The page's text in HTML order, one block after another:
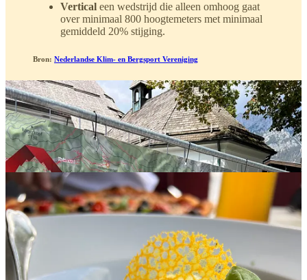
Vertical een wedstrijd die alleen omhoog gaat
over minimaal 800 hoogtemeters met minimaal
gemiddeld 20% stijging.
Bron: Nederlandse Klim- en Bergsport Vereniging